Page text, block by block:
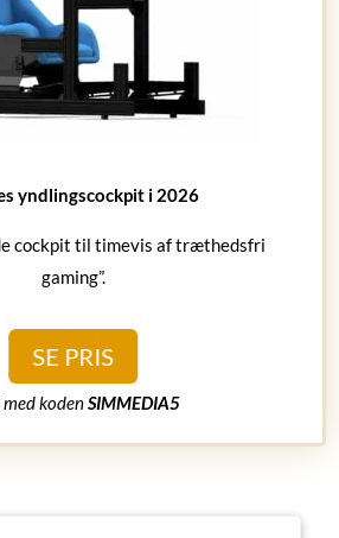
yndlingscockpit i 2026
cockpit til timevis af træthedsfri
gaming”.
SE PRIS
med kodenSIMMEDIA5